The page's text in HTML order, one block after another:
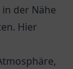
in der Nähe
Hier